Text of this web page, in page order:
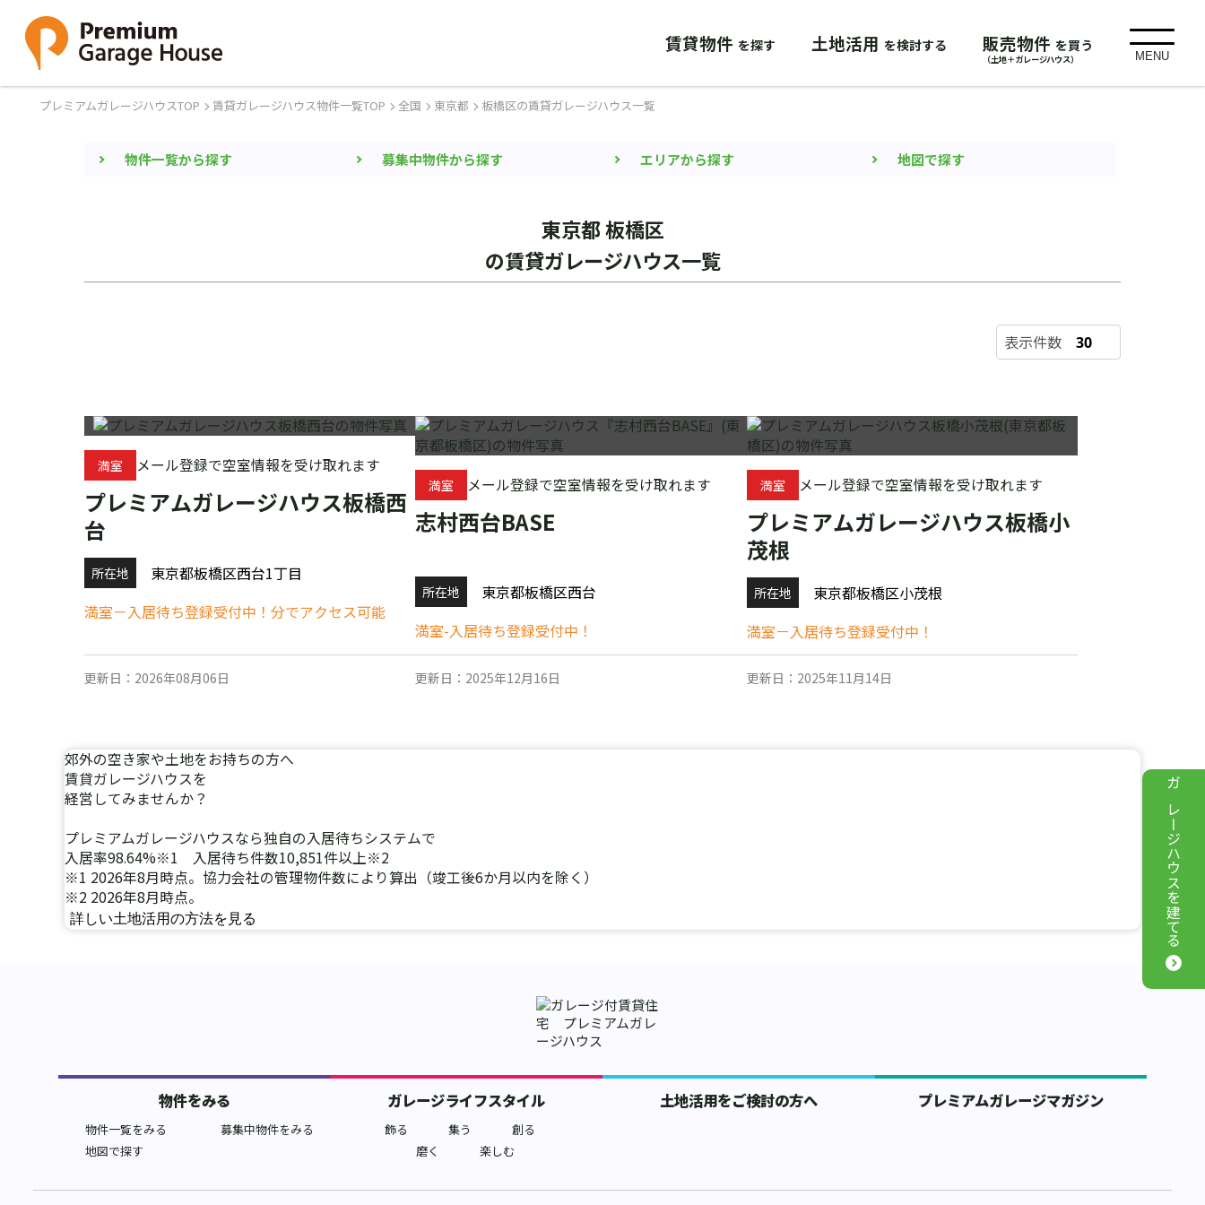
賃貸物件 を探す 土地活用 を検討する 販売物件 を買う
（土地＋ガレージハウス） MENU
プレミアムガレージハウスTOP 賃貸ガレージハウス物件一覧TOP 全国 東京都 板橋区の賃貸ガレージハウス一覧
物件一覧から探す 募集中物件から探す エリアから探す 地図で探す
東京都 板橋区
の賃貸ガレージハウス一覧
表示件数
満室 メール登録で空室情報を受け取れます
プレミアムガレージハウス板橋西
台
所在地
東京都板橋区西台1丁目
満室－入居待ち登録受付中！分でアクセス可能
更新日：2026年08月06日
満室 メール登録で空室情報を受け取れます
志村西台BASE
所在地
東京都板橋区西台
満室-入居待ち登録受付中！
更新日：2025年12月16日
満室 メール登録で空室情報を受け取れます
プレミアムガレージハウス板橋小
茂根
所在地
東京都板橋区小茂根
満室－入居待ち登録受付中！
更新日：2025年11月14日
郊外の空き家や土地をお持ちの方へ
賃貸ガレージハウスを
経営 してみませんか？
プレミアムガレージハウスなら独自の入居待ちシステムで
入居率98.64%※1 入居待ち件数10,851件以上※2
※1 2026年8月時点。協力会社の管理物件数により算出（竣工後6か月以内を除く）
※2 2026年8月時点。
詳しい土地活用の方法を見る
ガレージハウスを
建てる
物件をみる
物件一覧をみる
募集中物件をみる
地図で探す
ガレージライフスタイル
飾る 集う
創る
磨く
楽しむ
土地活用をご検討の方へ プレミアムガレージマガジン